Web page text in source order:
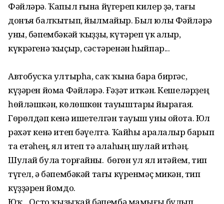
Фәйләрә. Ҡапыл ғына йүгереп килер ҙә, тағы
донъя балҡытып, йылмайыр. Был юлы Фәйләрә
уны, бәпембәкәй ҡыҙҙы, күтәреп үк алыр,
күкрәгенә ҡыҫыр, сәстәренән һыйпар...
Автобусҡа ултырһа, саҡ ҡына бара биргәс,
күҙәрен йома Фәйләрә. Ғәҙәт иткән. Кешеләрҙең
һөйләшкән, көлөшкөн тауыштары йырағая.
Гөрөлдәп кенә ишетелгән тауыш уны ойота. Юл
рәхәт кенә итеп бәүелтә. Ҡайһы аралалыр барып
та етәһең, ял итеп тә алаһың шулай итһәң.
Шулай була торғайны. Ә бөгөн ул ял итәйем, тип
түгел, ә бәпембәкәй тағы күренмәҫ микән, тип
күҙҙәрен йомдо.